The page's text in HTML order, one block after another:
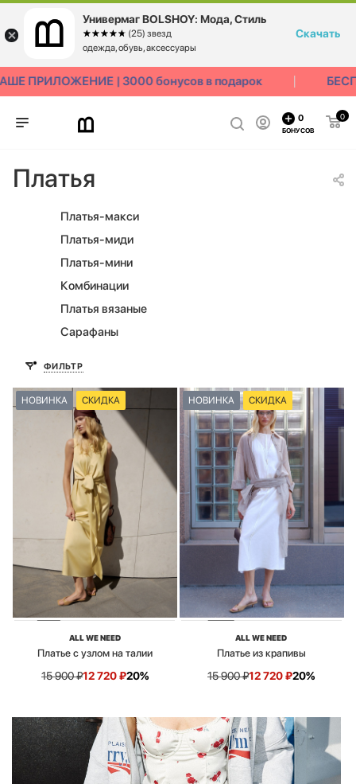
ПРИЛОЖЕНИЕ | 3000 бонусов в подарок
0
0
БОНУСОВ
Платья
Платья-макси
Платья-миди
Платья-мини
Комбинации
Платья вязаные
Сарафаны
ФИЛЬТР
НОВИНКА СКИДКА
ALL WE NEED
Платье с узлом на талии
15 900₽12 720₽20%
НОВИНКА СКИДКА
ALL WE NEED
Платье из крапивы
15 900₽12 720₽20%
Универмаг BOLSHOY: Мода, Стиль
☆☆☆☆☆
★★★★★ (25) звезд
одежда, обувь, аксессуары
Скачать